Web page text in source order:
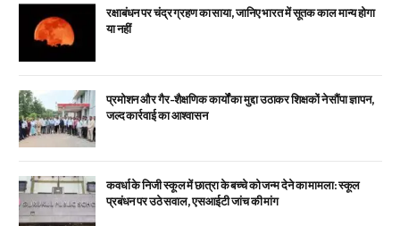
रक्षाबंधन पर चंद्र ग्रहण का साया, जानिए भारत में सूतक काल मान्य होगा
या नहीं
प्रमोशन और गैर-शैक्षणिक कार्यों का मुद्दा उठाकर शिक्षकों ने सौंपा ज्ञापन,
जल्द कार्रवाई का आश्वासन
कवर्धा के निजी स्कूल में छात्रा के बच्चे को जन्म देने का मामला: स्कूल
प्रबंधन पर उठे सवाल, एसआईटी जांच की मांग